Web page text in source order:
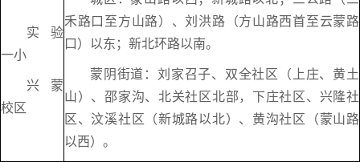
实验
一小
兴蒙
校区
禾路口至方山路）、刘洪路（方山路西首至云蒙路
口）以东；新北环路以南。
蒙阴街道：刘家召子、双全社区（上庄、黄土
山）、邵家沟、北关社区北部，下庄社区、兴隆社
区、汶溪社区（新城路以北）、黄沟社区（蒙山路
以西）。